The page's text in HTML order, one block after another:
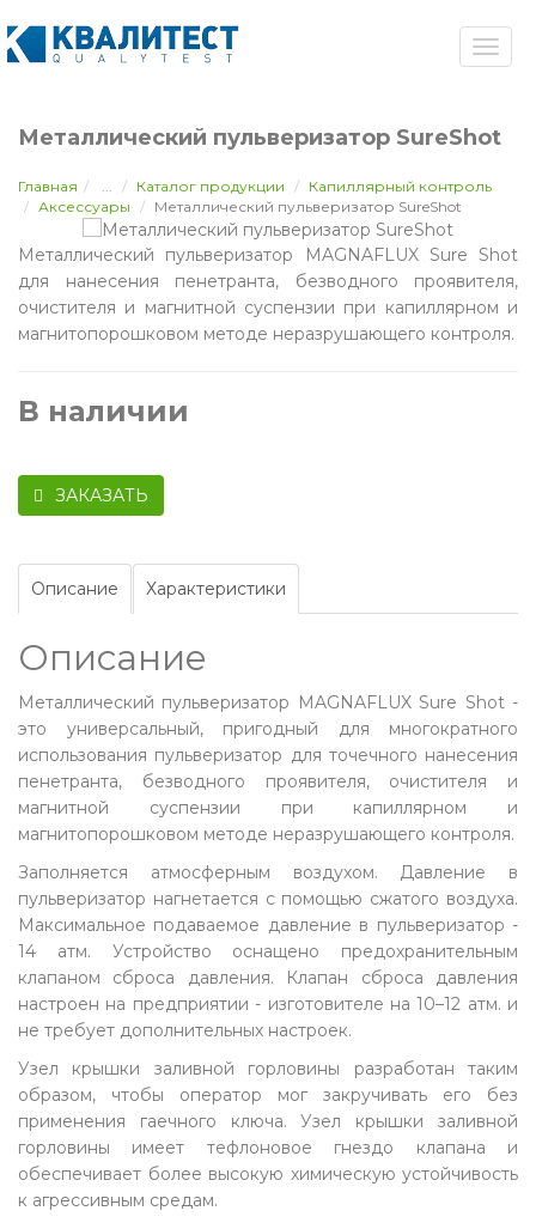
Металлический пульверизатор SureShot
Главная ... Каталог продукции
Капиллярный контроль
Аксессуары
Металлический пульверизатор SureShot
Металлический пульверизатор MAGNAFLUX Sure Shot
для нанесения пенетранта, безводного проявителя,
очистителя и магнитной суспензии при капиллярном и
магнитопорошковом методе неразрушающего контроля.
В наличии
ЗАКАЗАТЬ
Описание Характеристики
Описание
Металлический пульверизатор MAGNAFLUX Sure Shot -
это универсальный, пригодный для многократного
использования пульверизатор для точечного нанесения
пенетранта, безводного проявителя, очистителя и
магнитной суспензии при капиллярном и
магнитопорошковом методе неразрушающего контроля.
Заполняется атмосферным воздухом. Давление в
пульверизатор нагнетается с помощью сжатого воздуха.
Максимальное подаваемое давление в пульверизатор -
14 атм. Устройство оснащено предохранительным
клапаном сброса давления. Клапан сброса давления
настроен на предприятии - изготовителе на 10–12 атм. и
не требует дополнительных настроек.
Узел крышки заливной горловины разработан таким
образом, чтобы оператор мог закручивать его без
применения гаечного ключа. Узел крышки заливной
горловины имеет тефлоновое гнездо клапана и
обеспечивает более высокую химическую устойчивость
к агрессивным средам.